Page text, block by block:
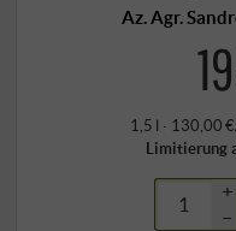
Az. Agr.
1,5 l · 130,00
Limitierung
+
–